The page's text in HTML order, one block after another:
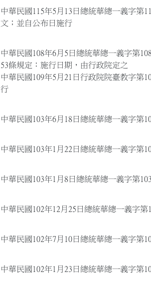
中華民國115年5月13日總統華總一義字第
文；並自公布日施行
中華民國108年6月5日總統華總一義字第
53條規定：施行日期，由行政院定之
中華民國109年5月21日行政院院臺教字第
行
中華民國103年6月18日總統華總一義字第
中華民國103年1月22日總統華總一義字第
中華民國103年1月8日總統華總一義字第
中華民國102年12月25日總統華總一義字
中華民國102年7月10日總統華總一義字第
中華民國102年1月23日總統華總一義字第